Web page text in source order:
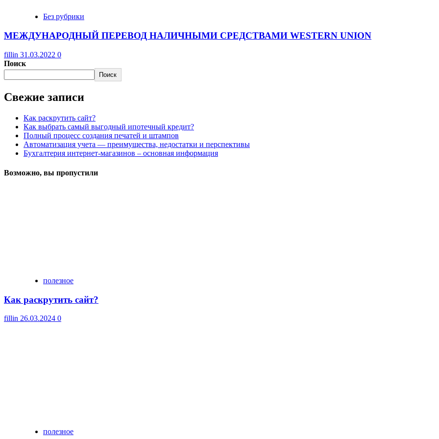
Без рубрики
МЕЖДУНАРОДНЫЙ ПЕРЕВОД НАЛИЧНЫМИ СРЕДСТВАМИ WESTERN UNION
fillin 31.03.2022 0
Поиск
Поиск
Свежие записи
Как раскрутить сайт?
Как выбрать самый выгодный ипотечный кредит?
Полный процесс создания печатей и штампов
Автоматизация учета — преимущества, недостатки и перспективы
Бухгалтерия интернет-магазинов – основная информация
Возможно, вы пропустили
полезное
Как раскрутить сайт?
fillin 26.03.2024 0
полезное